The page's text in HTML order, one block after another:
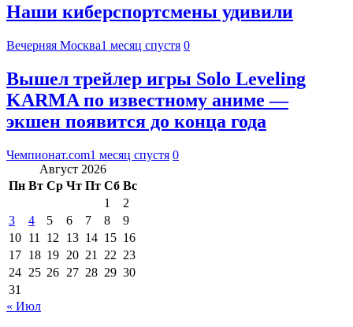
Наши киберспортсмены удивили
Вечерняя Москва1 месяц спустя 0
Вышел трейлер игры Solo Leveling
KARMA по известному аниме —
экшен появится до конца года
Чемпионат.com1 месяц спустя 0
Август 2026
Пн Вт Ср Чт Пт Сб Вс
1
2
3
4 5 6 7 8
9
10 11 12 13 14 15 16
17 18 19 20 21 22 23
24 25 26 27 28 29 30
31
« Июл